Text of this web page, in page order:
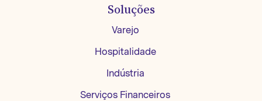
Soluções
Varejo
Hospitalidade
Indústria
Serviços Financeiros